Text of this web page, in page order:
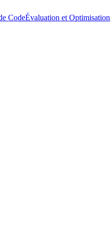
CodeÉvaluation et Optimisation